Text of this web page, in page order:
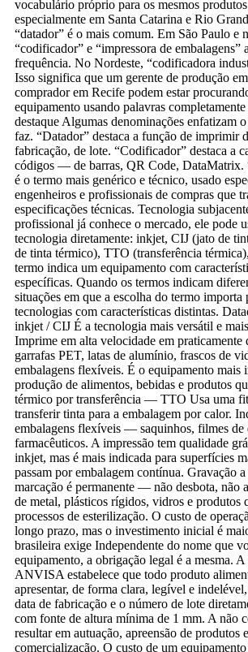
vocabulário próprio para os mesmos
especialmente em Santa Catarina e Rio
“datador” é o mais comum. Em São Paulo e
“codificador” e “impressora de embalagens”
frequência. No Nordeste, “codificadora
Isso significa que um gerente de produção
comprador em Recife podem estar
equipamento usando palavras completamente
destaque Algumas denominações enfatizam
faz. “Datador” destaca a função de imprimir
fabricação, de lote. “Codificador” destaca a
códigos — de barras, QR Code, DataMatrix.
é o termo mais genérico e técnico, usado
engenheiros e profissionais de compras que
especificações técnicas. Tecnologia
profissional já conhece o mercado, ele pode
tecnologia diretamente: inkjet, CIJ (jato de
de tinta térmico), TTO (transferência térmica),
termo indica um equipamento com
específicas. Quando os termos indicam
situações em que a escolha do termo importa
tecnologias com características distintas.
inkjet / CIJ É a tecnologia mais versátil e
Imprime em alta velocidade em
garrafas PET, latas de alumínio, frascos de
embalagens flexíveis. É o equipamento mais
produção de alimentos, bebidas e produtos
térmico por transferência — TTO Usa uma
transferir tinta para a embalagem por calor.
embalagens flexíveis — saquinhos, filmes de
farmacêuticos. A impressão tem qualidade
inkjet, mas é mais indicada para superfícies
passam por embalagem contínua. Gravação
marcação é permanente — não desbota, não
de metal, plásticos rígidos, vidros e produtos
processos de esterilização. O custo de
longo prazo, mas o investimento inicial é
brasileira exige Independente do nome que
equipamento, a obrigação legal é a mesma.
ANVISA estabelece que todo produto
apresentar, de forma clara, legível e
data de fabricação e o número de lote
com fonte de altura mínima de 1 mm. A não
resultar em autuação, apreensão de produtos
comercialização. O custo de um